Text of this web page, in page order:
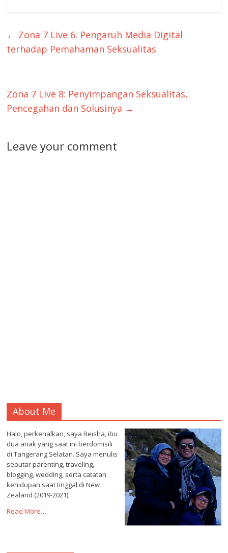
← Zona 7 Live 6: Pengaruh Media Digital
terhadap Pemahaman Seksualitas
Zona 7 Live 8: Penyimpangan Seksualitas,
Pencegahan dan Solusinya →
Leave your comment
About Me
Halo, perkenalkan, saya Reisha, ibu
dua anak yang saat ini berdomisili
di Tangerang Selatan. Saya menulis
seputar parenting, traveling,
blogging, wedding, serta catatan
kehidupan saat tinggal di New
Zealand (2019-2021).
Read More…